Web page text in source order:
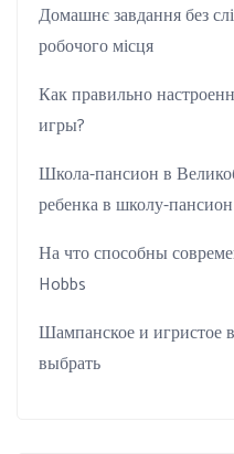
Домашнє завдання без
робочого місця
Как правильно
игры?
Школа-пансион в
ребенка в школу-пансион
На что способны
Hobbs
Шампанское и игристое
выбрать